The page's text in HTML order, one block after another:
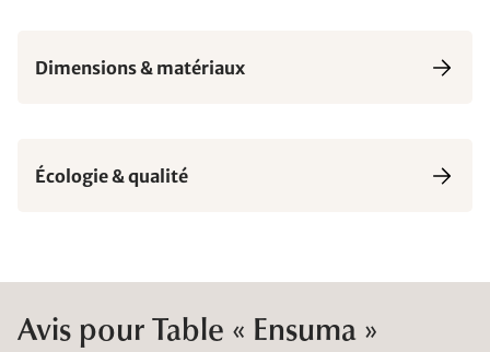
Dimensions & matériaux
Écologie & qualité
Avis pour Table « Ensuma »